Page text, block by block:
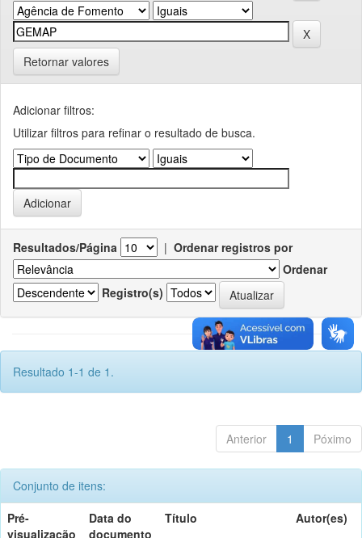
Retornar valores
Adicionar filtros:
Utilizar filtros para refinar o resultado de busca.
Resultados/Página | Ordenar registros por
Ordenar
Registro(s)
Resultado 1-1 de 1.
Anterior 1 Póximo
Conjunto de itens:
Pré-
visualização
Data do
documento
Título Autor(es)